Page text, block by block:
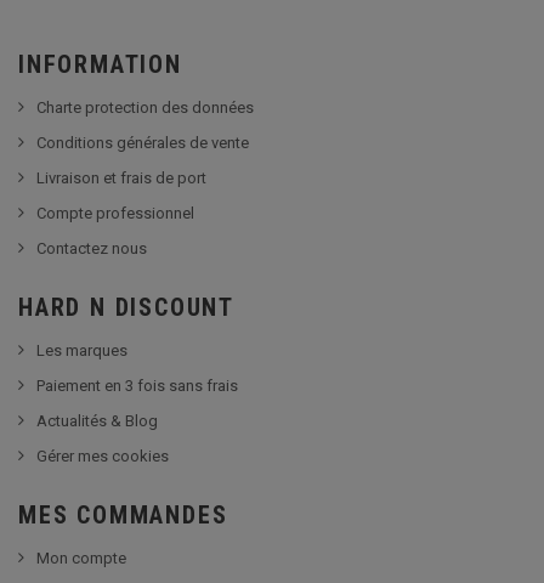
INFORMATION
Charte protection des données
Conditions générales de vente
Livraison et frais de port
Compte professionnel
Contactez nous
HARD N DISCOUNT
Les marques
Paiement en 3 fois sans frais
Actualités & Blog
Gérer mes cookies
MES COMMANDES
Mon compte